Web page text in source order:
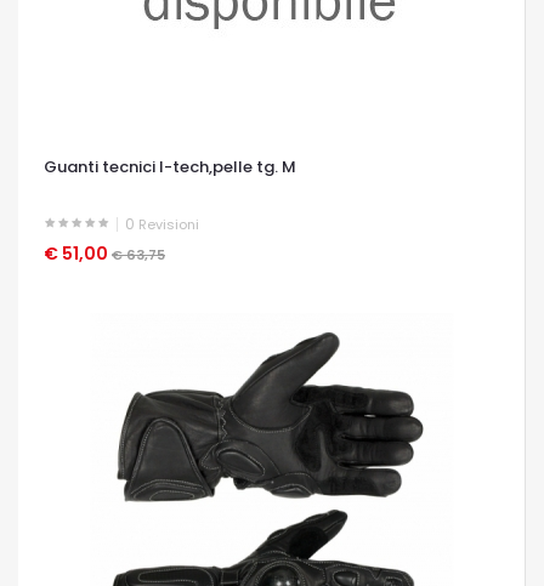
Guanti tecnici l-tech,pelle tg. M
0 Revisioni
€ 51,00 € 63,75
OCCHIATA VELOCE